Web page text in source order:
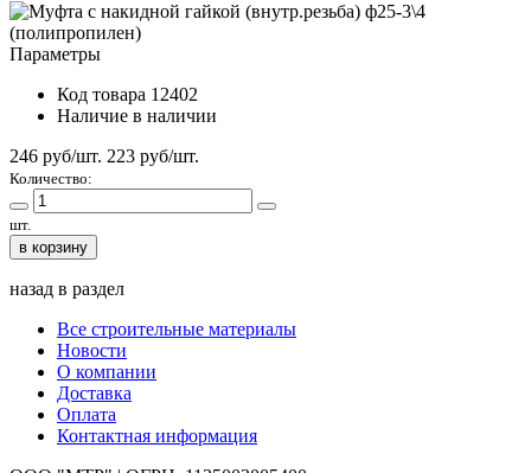
Параметры
Код товара 12402
Наличие в наличии
246 руб/шт. 223 руб/шт.
Количество:
шт.
в корзину
назад в раздел
Все строительные материалы
Новости
О компании
Доставка
Оплата
Контактная информация